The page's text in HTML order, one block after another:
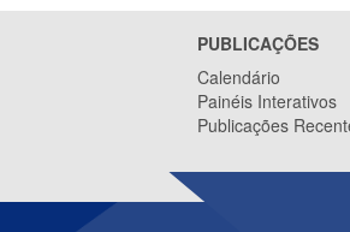
PUBLICAÇÕES
Calendário
Painéis Interativos
Publicações